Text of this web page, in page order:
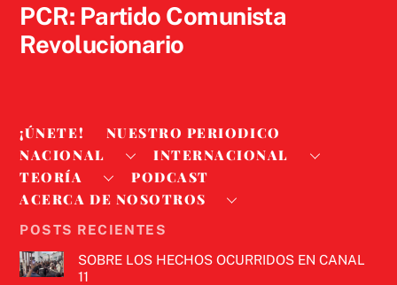
PCR: Partido Comunista
Revolucionario
¡ÚNETE!
NUESTRO PERIODICO
NACIONAL
INTERNACIONAL
TEORÍA
PODCAST
ACERCA DE NOSOTROS
POSTS RECIENTES
SOBRE LOS HECHOS OCURRIDOS EN CANAL
11